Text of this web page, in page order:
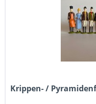
Krippen- /